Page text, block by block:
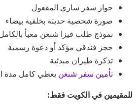
جواز سفر ساري المفعول
صورة شخصية حديثة بخلفية بيضاء
نموذج طلب فيزا شنغن معبأ
حجز فندقي مؤكد أو دعوة رسمية
تذكرة طيران مبدئية
تأمين سفر شنغن يغطي كامل مدة
للمقيمين في الكويت فقط: